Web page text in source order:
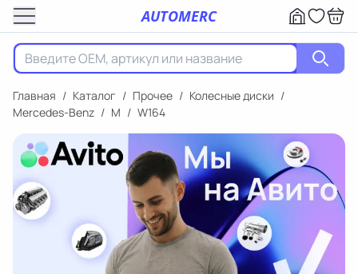
AUTOMERC
Главная / Каталог / Прочее / Колесные диски /
Mercedes-Benz / M / W164